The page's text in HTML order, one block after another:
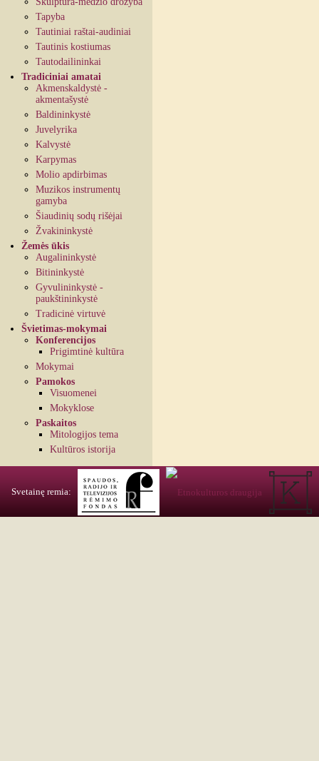
Tapyba
Tautiniai raštai-audiniai
Tautinis kostiumas
Tautodailininkai
Tradiciniai amatai
Akmenskaldystė -
akmentašystė
Baldininkystė
Juvelyrika
Kalvystė
Karpymas
Molio apdirbimas
Muzikos instrumentų
gamyba
Šiaudinių sodų rišėjai
Žvakininkystė
Žemės ūkis
Augalininkystė
Bitininkystė
Gyvulininkystė -
paukštininkystė
Tradicinė virtuvė
Švietimas-mokymai
Konferencijos
Prigimtinė kultūra
Mokymai
Pamokos
Visuomenei
Mokyklose
Paskaitos
Mitologijos tema
Kultūros istorija
Svetainę remia: